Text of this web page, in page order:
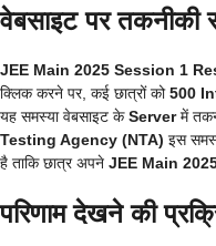
वेबसाइट पर तकनीकी
JEE Main 2025 Session 1
क्लिक करने पर, कई छात्रों को500
यह समस्या वेबसाइट केServerमें
Testing Agency (NTA) इस
है ताकि छात्र अपने JEE Main
परिणाम देखने की